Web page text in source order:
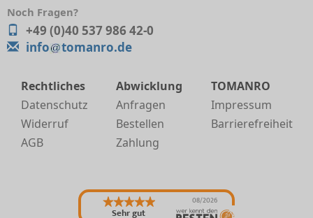
Noch Fragen?
+49 (0)40 537 986 42-0
info
tomanro.de
Rechtliches
Datenschutz
Widerruf
AGB
Abwicklung
Anfragen
Bestellen
Zahlung
TOMANRO
Impressum
Barrierefreiheit
Sehr gut
08/2026